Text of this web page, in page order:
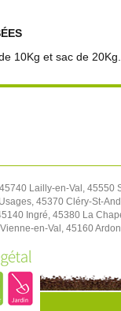
10Kg et sac de 20Kg.
Lailly-en-Val,
45370 Cléry-St-
Ingré, 45380 La
en-Val, 45160